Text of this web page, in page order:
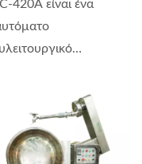
420A είναι ένα